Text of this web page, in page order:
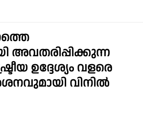
അവതരിപ്പിക്കുന്ന
ഉദ്ദേശ്യം വളരെ
വിനിൽ